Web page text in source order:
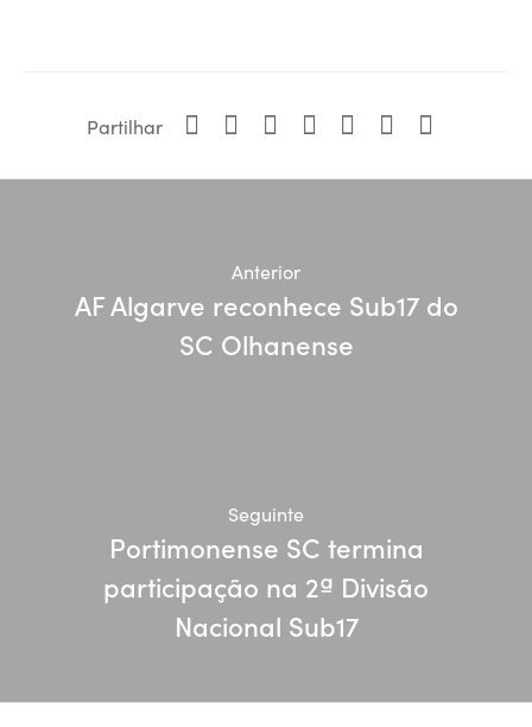
Partilhar
Anterior
AF Algarve reconhece Sub17 do
SC Olhanense
Seguinte
Portimonense SC termina
participação na 2ª Divisão
Nacional Sub17